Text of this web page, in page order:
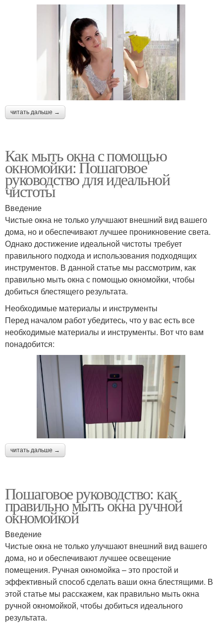
читать дальше →
Как мыть окна с помощью
окномойки: Пошаговое
руководство для идеальной
чистоты
Введение
Чистые окна не только улучшают внешний вид вашего
дома, но и обеспечивают лучшее проникновение света.
Однако достижение идеальной чистоты требует
правильного подхода и использования подходящих
инструментов. В данной статье мы рассмотрим, как
правильно мыть окна с помощью окномойки, чтобы
добиться блестящего результата.
Необходимые материалы и инструменты
Перед началом работ убедитесь, что у вас есть все
необходимые материалы и инструменты. Вот что вам
понадобится:
читать дальше →
Пошаговое руководство: как
правильно мыть окна ручной
окномойкой
Введение
Чистые окна не только улучшают внешний вид вашего
дома, но и обеспечивают лучшее освещение
помещения. Ручная окномойка – это простой и
эффективный способ сделать ваши окна блестящими. В
этой статье мы расскажем, как правильно мыть окна
ручной окномойкой, чтобы добиться идеального
результата.